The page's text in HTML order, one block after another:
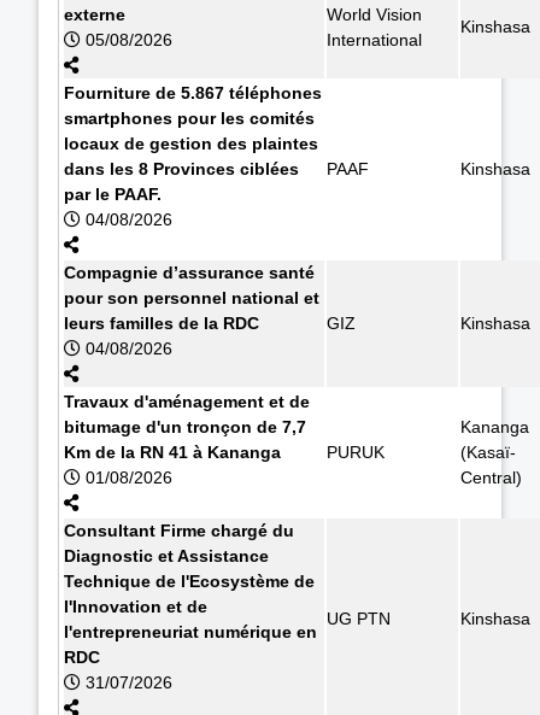
externe
05/08/2026
World Vision
International
Kinshasa
Fourniture de 5.867 téléphones
smartphones pour les comités
locaux de gestion des plaintes
dans les 8 Provinces ciblées
par le PAAF.
04/08/2026
PAAF Kinshasa
Compagnie d’assurance santé
pour son personnel national et
leurs familles de la RDC
04/08/2026
GIZ Kinshasa
Travaux d'aménagement et de
bitumage d'un tronçon de 7,7
Km de la RN 41 à Kananga
01/08/2026
PURUK
Kananga
(Kasaï-
Central)
Consultant Firme chargé du
Diagnostic et Assistance
Technique de l'Ecosystème de
l'Innovation et de
l'entrepreneuriat numérique en
RDC
31/07/2026
UG PTN Kinshasa